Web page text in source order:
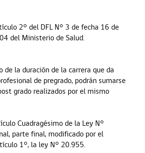
2° del DFL N° 3 de fecha 16 de
del Ministerio de Salud.
de la duración de la carrera que da
de pregrado, podrán sumarse
grado realizados por el mismo
Cuadragésimo de la Ley N°
parte final, modificado por el
1°, la ley N° 20.955.